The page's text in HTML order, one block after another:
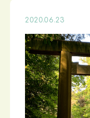
2020.06.23